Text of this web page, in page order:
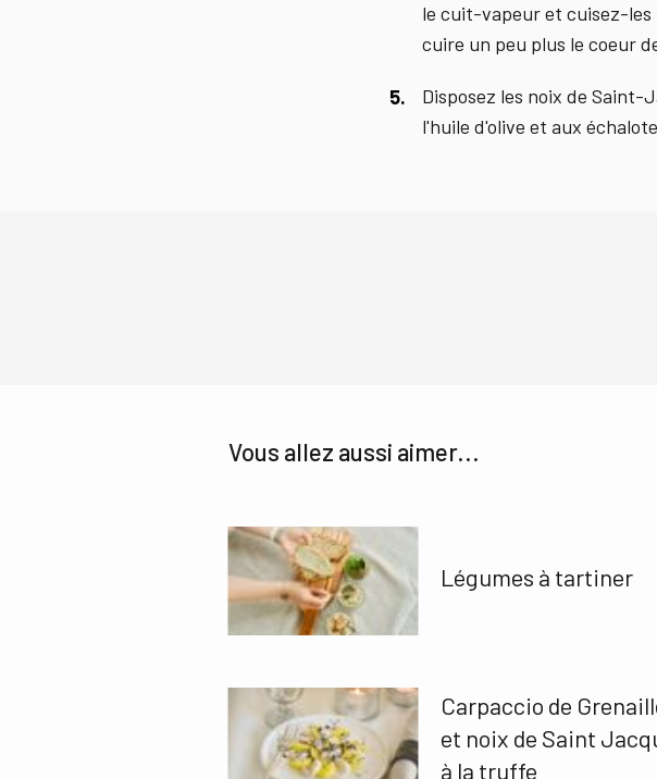
le cuit-vapeur et cuisez-les
cuire un peu plus le coeur
Disposez les noix de Saint-
l'huile d'olive et aux
Vous allez aussi aimer...
Légumes à tartiner
Carpaccio de
et noix de Saint
à la truffe